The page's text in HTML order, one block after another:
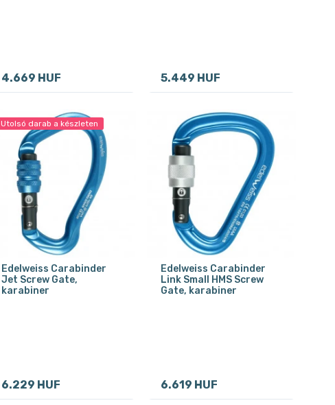
4.669 HUF 5.449 HUF
Utolsó darab a készleten
Edelweiss Carabinder
Jet Screw Gate,
karabiner
6.229 HUF
Edelweiss Carabinder
Link Small HMS Screw
Gate, karabiner
6.619 HUF